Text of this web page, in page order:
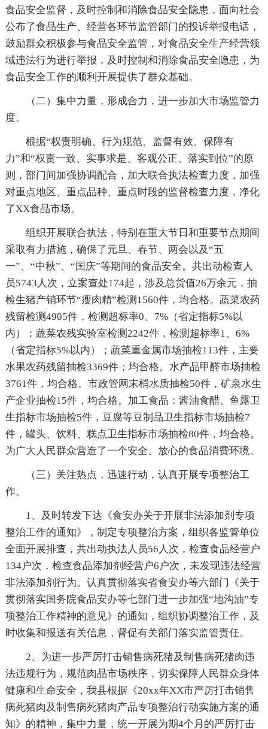
食品安全监督，及时控制和消除食品安全隐患，面向社会
公布了食品生产、经营各环节监管部门的投诉举报电话，
鼓励群众积极参与食品安全监管，对食品安全生产经营领
域违法行为进行举报，及时控制和消除食品安全隐患，为
食品安全工作的顺利开展提供了群众基础。
（二）集中力量，形成合力，进一步加大市场监管力
度。
根据“权责明确、行为规范、监督有效、保障有
力”和“权责一致、实事求是、客观公正、落实到位”的原
则，部门间加强协调配合，加大联合执法检查力度，加强
对重点地区、重点品种、重点时段的监督检查力度，净化
了XX食品市场。
组织开展联合执法，特别在重大节日和重要节点期间
采取有力措施，确保了元旦、春节、两会以及“五
一”、“中秋”、“国庆”等期间的食品安全。共出动检查人
员5743人次，立案查处174起，涉及总货值26万余元，抽
检生猪产销环节“瘦肉精”检测1560件，均合格。蔬菜农药
残留检测4905件，检测超标率0、7%（省定指标5%以
内）；蔬菜农残实验室检测2242件，检测超标率1、6%
（省定指标5%以内）；蔬菜重金属市场抽检113件，主要
水果农药残留抽检3369件；均合格。水产品甲醛市场抽检
3761件，均合格。市政管网末梢水质抽检50件，矿泉水生
产企业抽检15件，均合格。加工食品：酱油食醋、鱼露卫
生指标市场抽检5件，豆腐等豆制品卫生指标市场抽检7
件，罐头、饮料、糕点卫生指标市场抽检80件，均合格。
为广大人民群众营造了一个安全、放心的食品消费环境。
（三）关注热点，迅速行动，认真开展专项整治工
作。
1、及时转发下达《食安办关于开展非法添加剂专项
整治工作的通知》，制定专项整治方案，组织各监管单位
全面开展排查，共出动执法人员56人次，检查食品经营户
134户次，检查食品添加剂经营户6户次，未发现违法经营
非法添加剂行为。认真贯彻落实省食安办等六部门《关于
贯彻落实国务院食品安办等七部门进一步加强“地沟油”专
项整治工作精神的意见》的通知，组织协调整治工作，及
时收集和报送有关信息，督促有关部门落实监管责任。
2、为进一步严厉打击销售病死猪及制售病死猪肉违
法违规行为，规范肉品市场秩序，切实保障人民群众身体
健康和生命安全，我县根据《20xx年XX市严厉打击销售
病死猪肉及制售病死猪肉产品专项整治行动实施方案的通
知》的精神，集中力量，统一开展为期4个月的严厉打击